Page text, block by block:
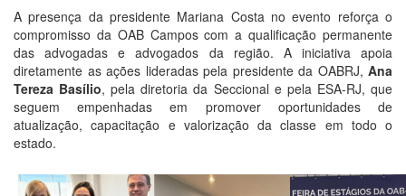
A presença da presidente Mariana Costa no evento reforça o
compromisso da OAB Campos com a qualificação permanente
das advogadas e advogados da região. A iniciativa apoia
diretamente as ações lideradas pela presidente da OABRJ, Ana
Tereza Basílio, pela diretoria da Seccional e pela ESA-RJ, que
seguem empenhadas em promover oportunidades de
atualização, capacitação e valorização da classe em todo o
estado.